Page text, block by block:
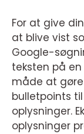
For at give
at blive vist
Google-
teksten på
måde at
bulletpoints
oplysninger.
oplysninger